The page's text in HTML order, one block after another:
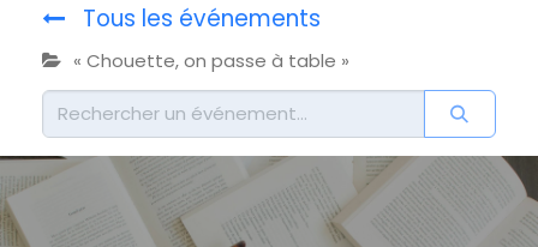
Tous les événements
« Chouette, on passe à table »